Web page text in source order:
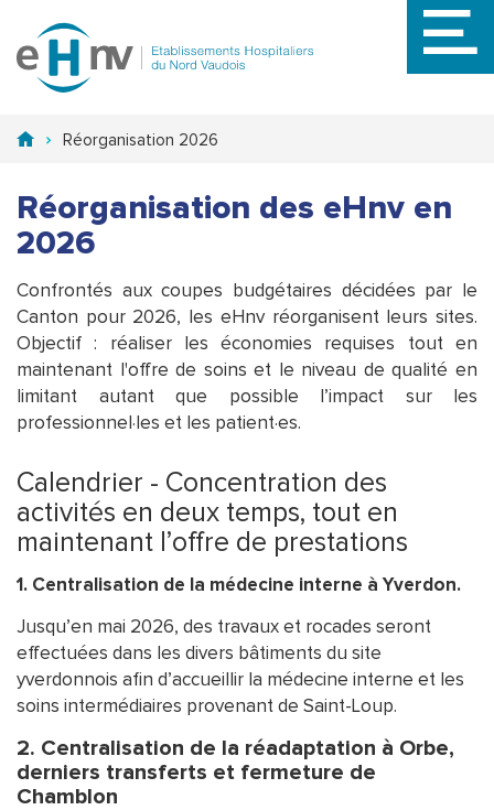
au
Réorganisation 2026
Réorganisation des eHnv en
2026
Confrontés aux coupes budgétaires décidées par le
Canton pour 2026, les eHnv réorganisent leurs sites.
Objectif : réaliser les économies requises tout en
maintenant l'offre de soins et le niveau de qualité en
limitant autant que possible l’impact sur les
professionnel·les et les patient·es.
Calendrier - Concentration des
activités en deux temps, tout en
maintenant l’offre de prestations
1. Centralisation de la médecine interne à Yverdon.
Jusqu’en mai 2026, des travaux et rocades seront
effectuées dans les divers bâtiments du site
yverdonnois afin d’accueillir la médecine interne et les
soins intermédiaires provenant de Saint-Loup.
2. Centralisation de la réadaptation à Orbe,
derniers transferts et fermeture de
Chamblon